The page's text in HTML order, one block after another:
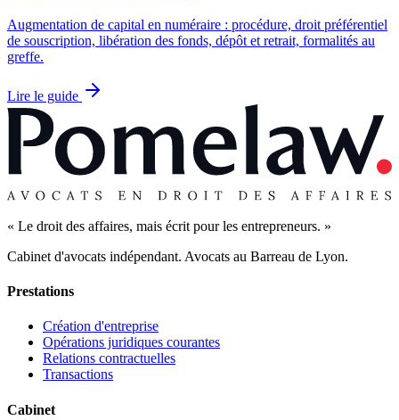
Augmentation de capital en numéraire : procédure, droit préférentiel
de souscription, libération des fonds, dépôt et retrait, formalités au
greffe.
Lire le guide
« Le droit des affaires, mais écrit pour les entrepreneurs. »
Cabinet d'avocats indépendant. Avocats au Barreau de Lyon.
Prestations
Création d'entreprise
Opérations juridiques courantes
Relations contractuelles
Transactions
Cabinet